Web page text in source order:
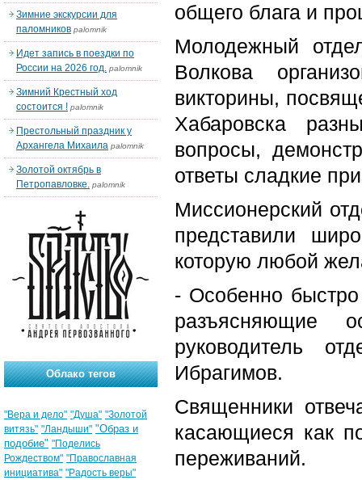
общего блага и
Молодежный
Волкова
викторины,
Хабаровска
вопросы,
ответы сладкие
Миссионерский
представили
которую любой
- Особенно
разъясняющие
руководитель
Ибрагимов.
Священники
касающиеся как
переживаний.
Зимние экскурсии для
паломников palomnik
Идет запись в поездки по
России на 2026 год. palomnik
Зимний Крестный ход
состоится ! palomnik
Престольный праздник у
Архангела Михаила palomnik
Золотой октябрь в
Петропавловке. palomnik
Облако тегов
"Вера и дело" "Душа" "Золотой
витязь" "Ландыши" "Образ и
подобие" "Поделись
Рождеством" "Православная
инициатива" "Радость веры"